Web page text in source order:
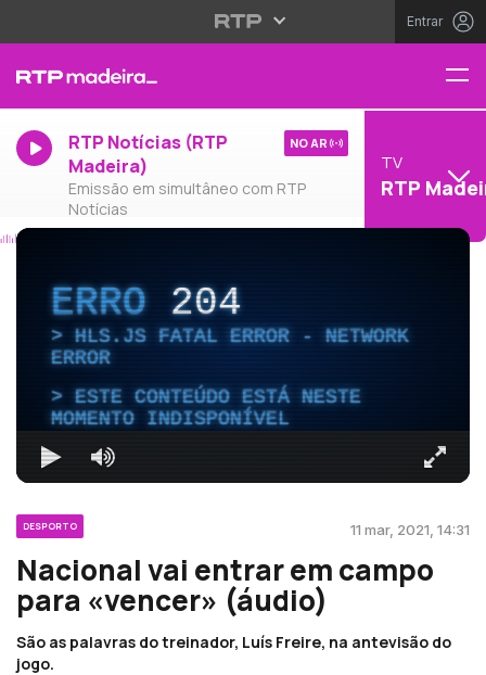
Entrar
RTP Notícias (RTP
Madeira)
Emissão em simultâneo com RTP
Notícias
NO AR
TV
RTP
ERRO204
HLS.JS FATAL ERROR - NETWORK
ERROR
ESTE CONTEÚDO ESTÁ NESTE
MOMENTO INDISPONÍVEL
DESPORTO 11 mar, 2021, 14:31
Nacional vai entrar em campo
para «vencer» (áudio)
São as palavras do treinador, Luís Freire, na antevisão do
jogo.